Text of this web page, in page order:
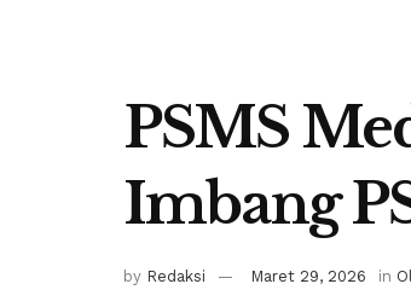
PSMS
Imbang
by Redaksi Maret 29, 2026 in